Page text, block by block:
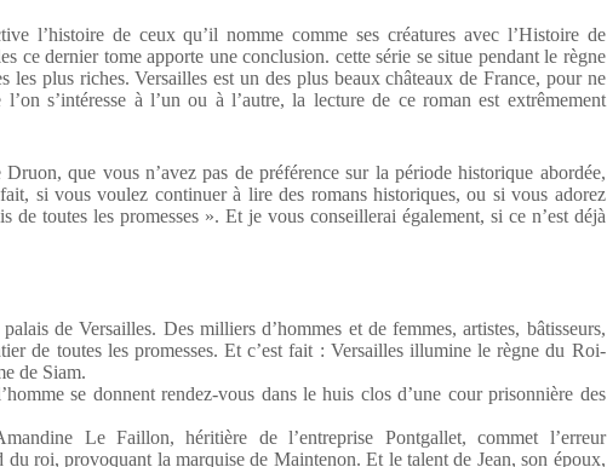
l’histoire de ceux qu’il nomme comme ses créatures avec l’Histoire de
ce dernier tome apporte une conclusion. cette série se situe pendant le règne
plus riches. Versailles est un des plus beaux châteaux de France, pour ne
s’intéresse à l’un ou à l’autre, la lecture de ce roman est extrêmement
que vous n’avez pas de préférence sur la période historique abordée,
si vous voulez continuer à lire des romans historiques, ou si vous adorez
toutes les promesses ». Et je vous conseillerai également, si ce n’est déjà
de Versailles. Des milliers d’hommes et de femmes, artistes, bâtisseurs,
de toutes les promesses. Et c’est fait : Versailles illumine le règne du Roi-
de Siam.
se donnent rendez-vous dans le huis clos d’une cour prisonnière des
Le Faillon, héritière de l’entreprise Pontgallet, commet l’erreur
roi, provoquant la marquise de Maintenon. Et le talent de Jean, son époux,